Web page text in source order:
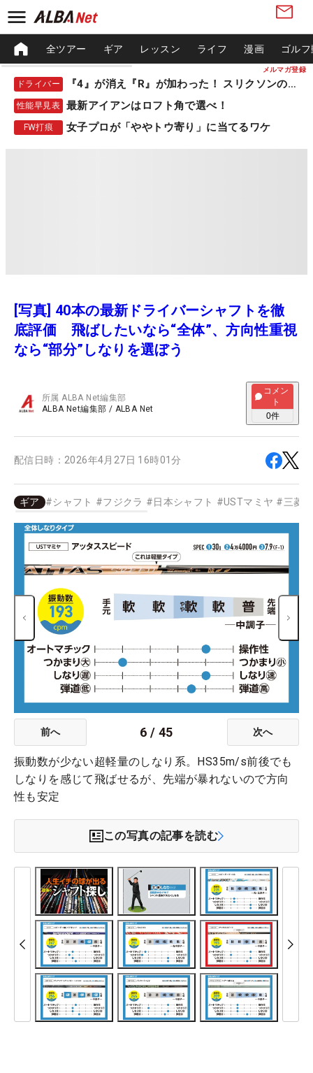
メルマガ登録
全ツアー ギア レッスン ライフ 漫画 ゴル
ドライバー 『4』が消え『R』が加わった！ スリクソンの新作
性能早見表 最新アイアンはロフト角で選べ！
FW打痕 女子プロが「ややトウ寄り」に当てるワケ
[写真] 40本の最新ドライバーシャフトを徹
底評価 飛ばしたいなら“全体”、方向性重視
なら“部分”しなりを選ぼう
所属ALBA Net編集部
ALBA Net編集部 / ALBA Net
コメン
ト
0件
配信日時： 2026年4月27日 16時01分
ギア #シャフト #フジクラ #日本シャフト #USTマミヤ #三菱
前へ 6 / 45 次へ
振動数が少ない超軽量のしなり系。HS35m/s前後でも
しなりを感じて飛ばせるが、先端が暴れないので方向
性も安定
この写真の記事を読む